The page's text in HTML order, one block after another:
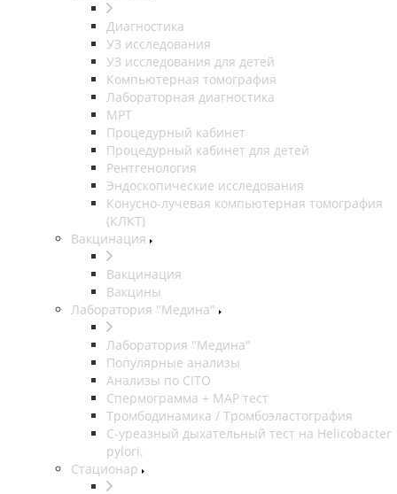
Диагностика
УЗ исследования
УЗ исследования для детей
Компьютерная томография
Лабораторная диагностика
МРТ
Процедурный кабинет
Процедурный кабинет для детей
Рентгенология
Эндоскопические исследования
Конусно-лучевая компьютерная томография
(КЛКТ)
Вакцинация
Вакцинация
Вакцины
Лаборатория "Медина"
Лаборатория "Медина"
Популярные анализы
Анализы по CITO
Спермограмма + МАР тест
Тромбодинамика / Тромбоэластография
С-уреазный дыхательный тест на Helicobacter
pylori.
Стационар